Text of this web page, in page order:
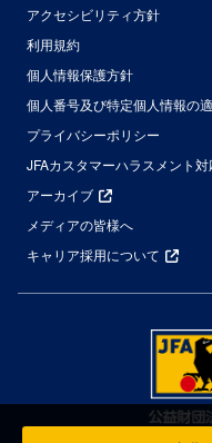
アクセシビリティ方針
利用規約
個人情報保護方針
個人番号及び特定個人情報の
プライバシーポリシー
JFAカスタマーハラスメント
アーカイブ
メディアの皆様へ
キャリア採用について